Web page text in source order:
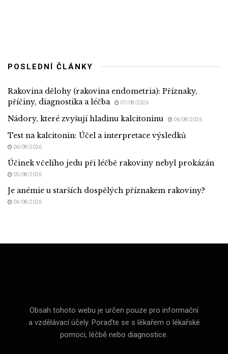
POSLEDNÍ ČLÁNKY
Rakovina dělohy (rakovina endometria): Příznaky,
příčiny, diagnostika a léčba
07/08/2026
Nádory, které zvyšují hladinu kalcitoninu 06/08/2026
Test na kalcitonin: Účel a interpretace výsledků
06/08/2026
Účinek včelího jedu při léčbě rakoviny nebyl prokázán
05/08/2026
Je anémie u starších dospělých příznakem rakoviny?
04/08/2026
Obsah tohoto webu je určen pouze pro informační
a vzdělávací účely. Poraďte se s lékařem o lékařské
pomoci, léčbě nebo diagnostice.